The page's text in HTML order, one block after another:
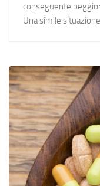
conseguente
Una simile